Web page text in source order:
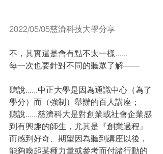
2022/05/05慈濟科技大學分享
不，其實還是會有點不太一樣......
每一次也要針對不同的聽眾了解——
聽說......中正大學是因為通識中心（為了
學分）而（強制）舉辦的百人講座；
聽說......慈濟科大是對創業或社會企業感
到有興趣的師生，尤其是『創業過程』
而感到好奇、期望因為聽到講座以後，
能夠喚起某種力量或參考而付諸行動的